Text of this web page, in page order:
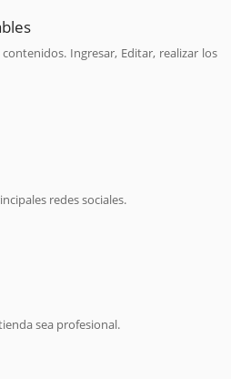
Ingresar, Editar, realizar los
redes sociales.
sea profesional.